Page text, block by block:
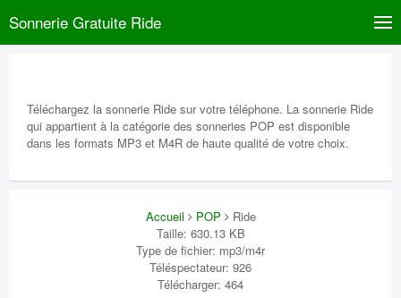
Sonnerie Gratuite Ride
Téléchargez la sonnerie Ride sur votre téléphone. La sonnerie Ride
qui appartient à la catégorie des sonneries POP est disponible
dans les formats MP3 et M4R de haute qualité de votre choix.
Accueil POP
Ride
Taille: 630.13 KB
Type de fichier: mp3/m4r
Téléspectateur: 926
Télécharger: 464